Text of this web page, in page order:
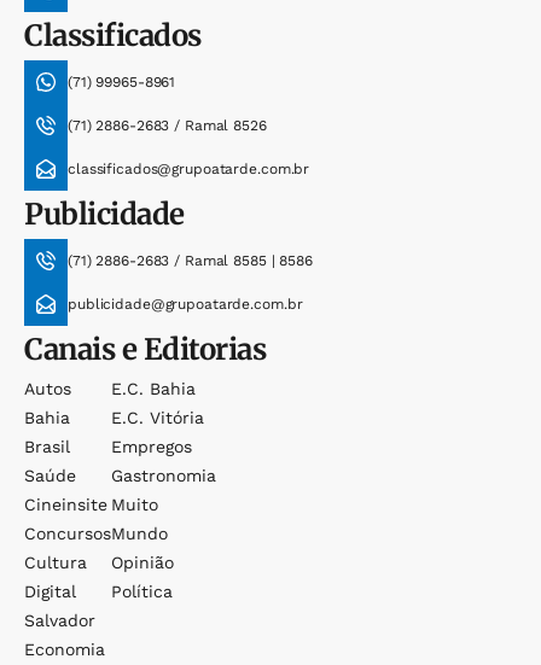
Classificados
(71) 99965-8961
(71) 2886-2683 / Ramal 8526
classificados@grupoatarde.com.br
Publicidade
(71) 2886-2683 / Ramal 8585 | 8586
publicidade@grupoatarde.com.br
Canais e Editorias
Autos
Bahia
Brasil
Saúde
Cineinsite
Concursos
Cultura
Digital
Salvador
Economia
E.c. Bahia
E.c. Vitória
Empregos
Gastronomia
Muito
Mundo
Opinião
Política